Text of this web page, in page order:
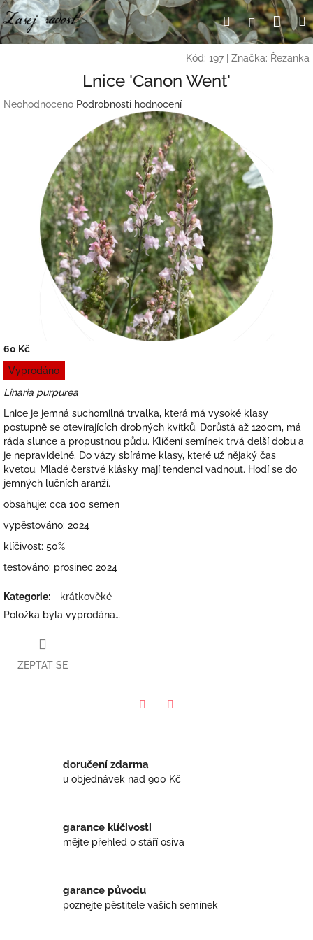
Přejít
na
obsah
HledatPřihlášení
Kód: 197 Značka: Řezanka
Lnice 'Canon Went'
Průměrné
hvězdiček.
Neohodnoceno Podrobnosti hodnocení
60 Kč
Měrná
cena:
Vyprodáno
Linaria purpurea
Lnice je jemná suchomilná trvalka, která má vysoké klasy
postupně se otevírajících drobných kvítků. Dorůstá až 120cm, má
ráda slunce a propustnou půdu. Klíčení semínek trvá delší dobu a
je nepravidelné. Do vázy sbíráme klasy, které už nějaký čas
kvetou. Mladé čerstvé klásky mají tendenci vadnout. Hodí se do
jemných lučních aranží.
obsahuje: cca 100 semen
vypěstováno: 2024
klíčivost: 50%
testováno: prosinec 2024
Kategorie:
krátkověké
Položka byla vyprodána…
ZEPTAT SE
doručení zdarma
u objednávek nad 900 Kč
garance klíčivosti
mějte přehled o stáří osiva
garance původu
poznejte pěstitele vašich semínek